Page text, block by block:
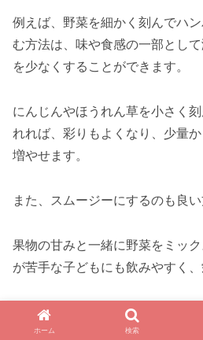
例えば、野菜を細かく刻んでハ
む方法は、味や食感の一部とし
を少なくすることができます。
にんじんやほうれん草を小さく
れれば、彩りもよくなり、少量
増やせます。
また、スムージーにするのも良い
果物の甘みと一緒に野菜をミッ
が苦手な子どもにも飲みやすく
バナナやリンゴなどの甘みのあ
うれん草や小松菜などの緑の葉
ホーム 検索